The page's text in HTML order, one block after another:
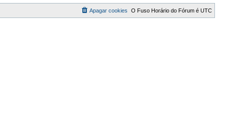
O Fuso Horário do Fórum é UTC
Apagar cookies